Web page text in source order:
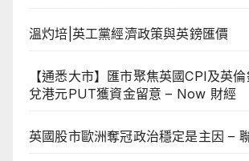
溫灼培|英工黨經濟政策與英鎊匯價
【通悉大市】匯市聚焦英國CPI及英
兌港元PUT獲資金留意 – Now 財經
英國股市歐洲奪冠政治穩定是主因 –